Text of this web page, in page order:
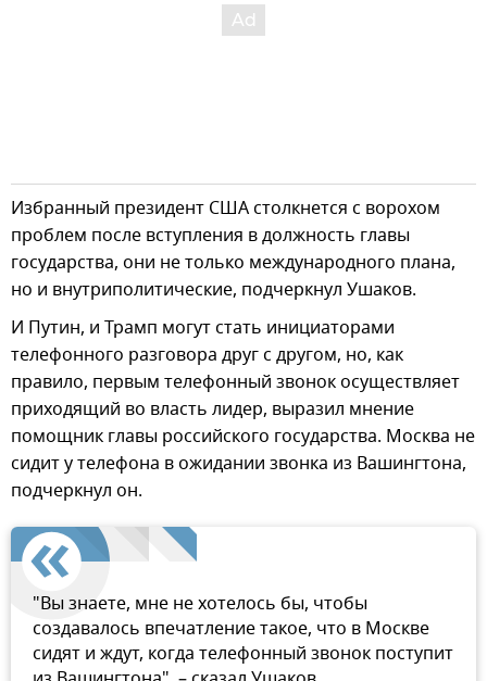
Избранный президент США столкнется с ворохом
проблем после вступления в должность главы
государства, они не только международного плана,
но и внутриполитические, подчеркнул Ушаков.
И Путин, и Трамп могут стать инициаторами
телефонного разговора друг с другом, но, как
правило, первым телефонный звонок осуществляет
приходящий во власть лидер, выразил мнение
помощник главы российского государства. Москва не
сидит у телефона в ожидании звонка из Вашингтона,
подчеркнул он.
"Вы знаете, мне не хотелось бы, чтобы
создавалось впечатление такое, что в Москве
сидят и ждут, когда телефонный звонок поступит